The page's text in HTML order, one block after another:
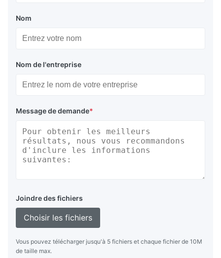
Nom
Nom de l'entreprise
Message de demande*
Joindre des fichiers
Choisir les fichiers
Vous pouvez télécharger jusqu'à 5 fichiers et chaque fichier de 10M
de taille max.